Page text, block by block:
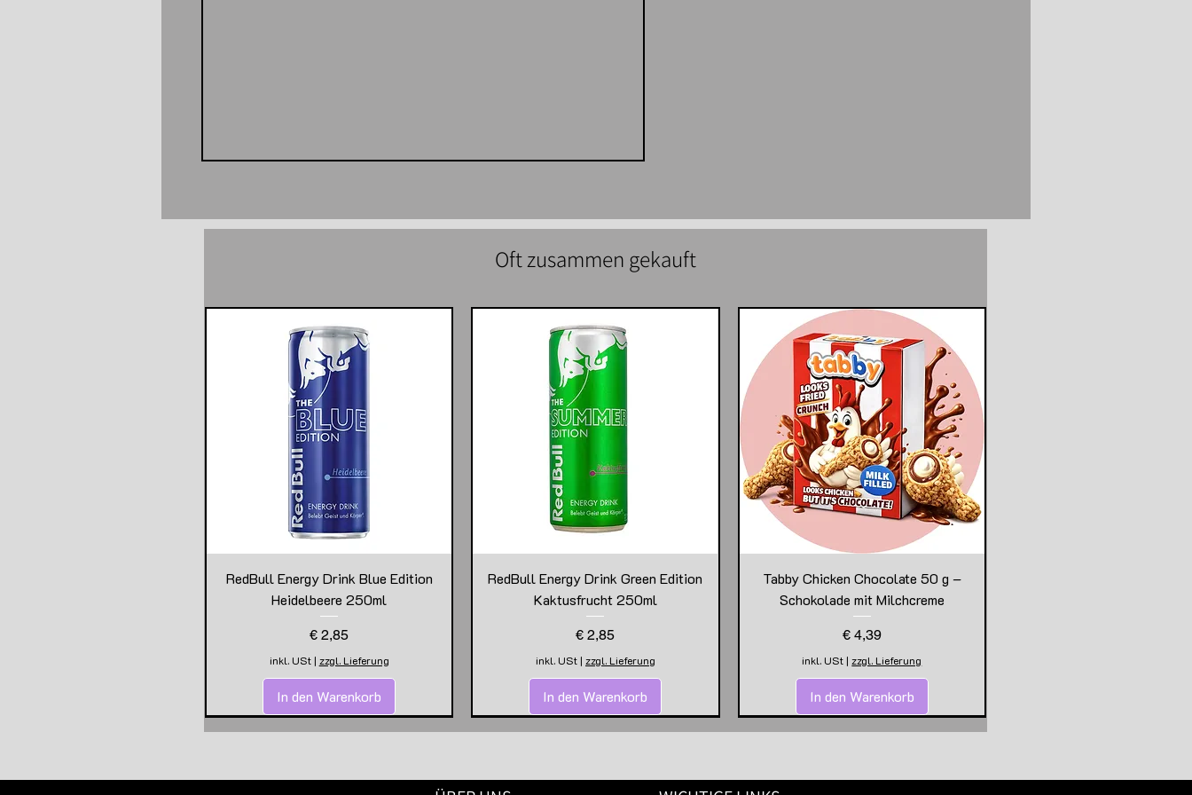
Oft zusammen gekauft
RedBull Energy Drink Blue Edition
Heidelbeere 250ml
Preis
€ 2,85
inkl. USt| zzgl. Lieferung
In den Warenkorb
RedBull Energy Drink Green Edition
Kaktusfrucht 250ml
Preis
€ 2,85
inkl. USt| zzgl. Lieferung
In den Warenkorb
Tabby Chicken Chocolate 50 g –
Schokolade mit Milchcreme
Preis
€ 4,39
inkl. USt |zzgl. Lieferung
In den Warenkorb